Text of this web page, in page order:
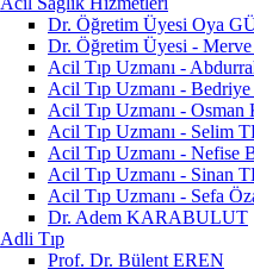
Dr. Öğretim Üyesi Oya
Dr. Öğretim Üyesi -
Acil Tıp Uzmanı -
Acil Tıp Uzmanı -
Acil Tıp Uzmanı -
Acil Tıp Uzmanı - Selim
Acil Tıp Uzmanı - Nefise
Acil Tıp Uzmanı - Sinan
Acil Tıp Uzmanı - Sefa
Dr. Adem KARABULUT
Adli Tıp
Prof. Dr. Bülent EREN